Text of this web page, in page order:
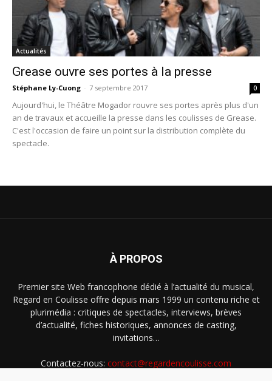
Actualités
Grease ouvre ses portes à la presse
Stéphane Ly-Cuong - 7 septembre 2017 0
Aujourd'hui, le Théâtre Mogador rouvre ses portes après plus d'un
an de travaux et accueille la presse dans les coulisses de Grease.
C'est l'occasion de faire un point sur la distribution complète du
spectacle.
À PROPOS
Premier site Web francophone dédié à l’actualité du musical,
Regard en Coulisse offre depuis mars 1999 un contenu riche et
plurimédia : critiques de spectacles, interviews, brèves
d’actualité, fiches historiques, annonces de casting,
invitations…
Contactez-nous: contact@regardencoulisse.com